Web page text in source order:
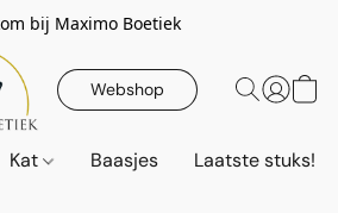
bij Maximo Boetiek
Webshop
Kat Baasjes Laatste stuks!